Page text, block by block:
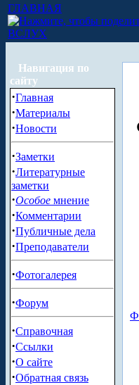
ГЛАВНАЯ
ВСЛУХ
Навигация по
сайту
·Главная
·Материалы
·Новости
·Заметки
·Литературные
заметки
·Особое мнение
·Комментарии
·Публичные дела
·Преподаватели
·Фотогалерея
·Форум
·Справочная
·Ссылки
·О сайте
·Обратная связь